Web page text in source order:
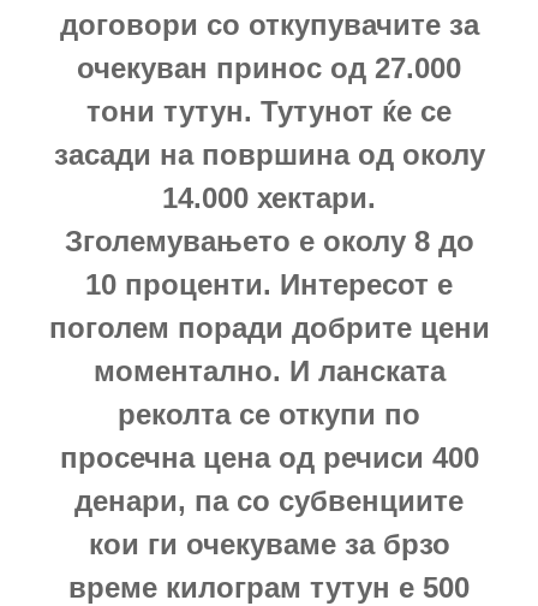
договори со откупувачите за
очекуван принос од 27.000
тони тутун. Тутунот ќе се
засади на површина од околу
14.000 хектари.
Зголемувањето е околу 8 до
10 проценти. Интересот е
поголем поради добрите цени
моментално. И ланската
реколта се откупи по
просечна цена од речиси 400
денари, па со субвенциите
кои ги очекуваме за брзо
време килограм тутун е 500